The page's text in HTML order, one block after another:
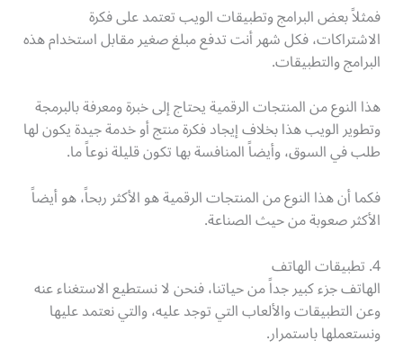
فمثلاً بعض البرامج وتطبيقات الويب تعتمد على فكرة
الاشتراكات، فكل شهر أنت تدفع مبلغ صغير مقابل استخدام هذه
البرامج والتطبيقات.
هذا النوع من المنتجات الرقمية يحتاج إلى خبرة ومعرفة بالبرمجة
وتطوير الويب هذا بخلاف إيجاد فكرة منتج أو خدمة جيدة يكون لها
طلب في السوق، وأيضاً المنافسة بها تكون قليلة نوعاً ما.
فكما أن هذا النوع من المنتجات الرقمية هو الأكثر ربحاً، هو أيضاً
الأكثر صعوبة من حيث الصناعة.
4. تطبيقات الهاتف
الهاتف جزء كبير جداً من حياتنا، فنحن لا نستطيع الاستغناء عنه
وعن التطبيقات والألعاب التي توجد عليه، والتي نعتمد عليها
ونستعملها باستمرار.